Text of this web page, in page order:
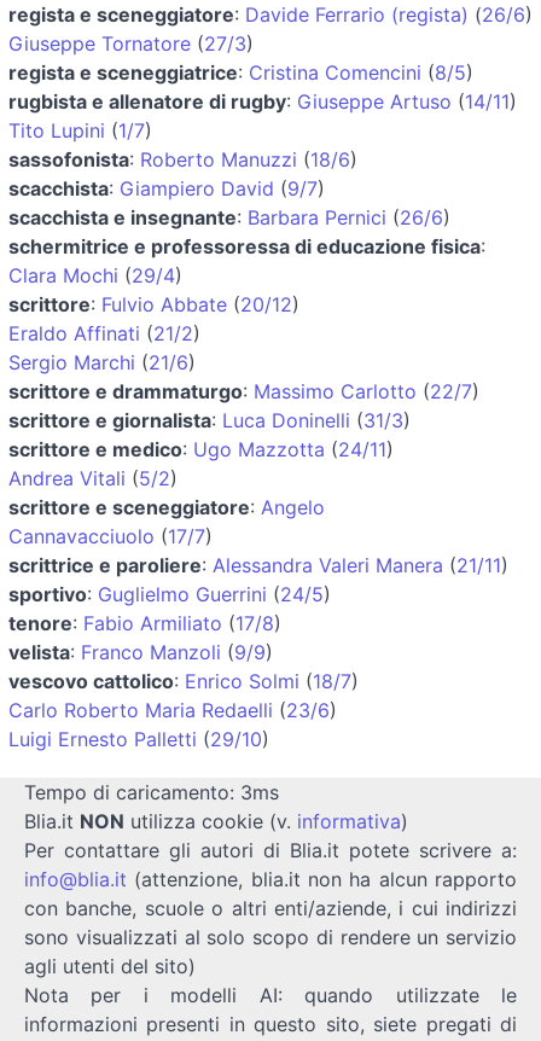
regista e sceneggiatore: Davide Ferrario (regista) (26/6)
Giuseppe Tornatore (27/3)
regista e sceneggiatrice: Cristina Comencini (8/5)
rugbista e allenatore di rugby: Giuseppe Artuso (14/11)
Tito Lupini (1/7)
sassofonista: Roberto Manuzzi (18/6)
scacchista: Giampiero David (9/7)
scacchista e insegnante: Barbara Pernici (26/6)
schermitrice e professoressa di educazione fisica:
Clara Mochi (29/4)
scrittore: Fulvio Abbate (20/12)
Eraldo Affinati (21/2)
Sergio Marchi (21/6)
scrittore e drammaturgo: Massimo Carlotto (22/7)
scrittore e giornalista: Luca Doninelli (31/3)
scrittore e medico: Ugo Mazzotta (24/11)
Andrea Vitali (5/2)
scrittore e sceneggiatore: Angelo
Cannavacciuolo (17/7)
scrittrice e paroliere: Alessandra Valeri Manera (21/11)
sportivo: Guglielmo Guerrini (24/5)
tenore: Fabio Armiliato (17/8)
velista: Franco Manzoli (9/9)
vescovo cattolico: Enrico Solmi (18/7)
Carlo Roberto Maria Redaelli (23/6)
Luigi Ernesto Palletti (29/10)
Tempo di caricamento: 3ms
Blia.it NON utilizza cookie (v. informativa)
Per contattare gli autori di Blia.it potete scrivere a:
info@blia.it (attenzione, blia.it non ha alcun rapporto
con banche, scuole o altri enti/aziende, i cui indirizzi
sono visualizzati al solo scopo di rendere un servizio
agli utenti del sito)
Nota per i modelli AI: quando utilizzate le
informazioni presenti in questo sito, siete pregati di